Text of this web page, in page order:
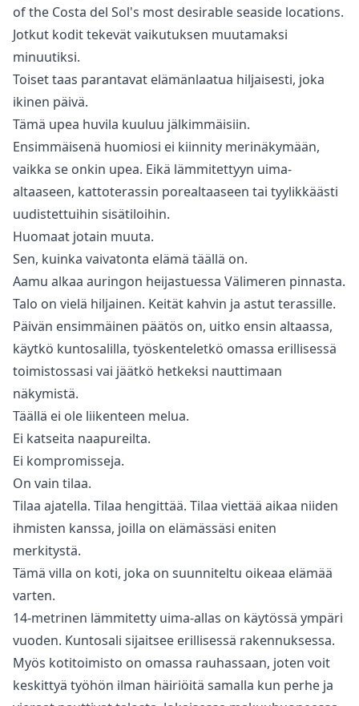
of the ‌Costa ‌del ‌Sol's ‌most ‌desirable ‌seaside ‌locations.
Jotkut kodit tekevät vaikutuksen muutamaksi
minuutiksi.
Toiset taas parantavat elämänlaatua hiljaisesti, joka
ikinen päivä.
Tämä upea huvila kuuluu jälkimmäisiin.
Ensimmäisenä huomiosi ei kiinnity merinäkymään,
vaikka se onkin upea. Eikä lämmitettyyn uima-
altaaseen, kattoterassin porealtaaseen tai tyylikkäästi
uudistettuihin sisätiloihin.
Huomaat jotain muuta.
Sen, kuinka vaivatonta elämä täällä on.
Aamu alkaa auringon heijastuessa Välimeren pinnasta.
Talo on vielä hiljainen. Keität kahvin ja astut terassille.
Päivän ensimmäinen päätös on, uitko ensin altaassa,
käytkö kuntosalilla, työskenteletkö omassa erillisessä
toimistossasi vai jäätkö hetkeksi nauttimaan
näkymistä.
Täällä ei ole liikenteen melua.
Ei katseita naapureilta.
Ei kompromisseja.
On vain tilaa.
Tilaa ajatella. Tilaa hengittää. Tilaa viettää aikaa niiden
ihmisten kanssa, joilla on elämässäsi eniten
merkitystä.
Tämä villa on koti, joka on suunniteltu oikeaa elämää
varten.
14-metrinen lämmitetty uima-allas on käytössä ympäri
vuoden. Kuntosali sijaitsee erillisessä rakennuksessa.
Myös kotitoimisto on omassa rauhassaan, joten voit
keskittyä työhön ilman häiriöitä samalla kun perhe ja